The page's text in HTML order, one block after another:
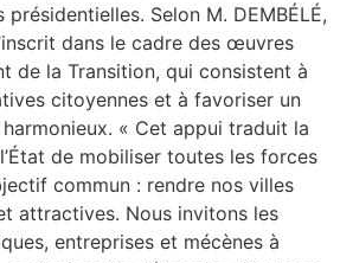
Selon M. DEMBÉLÉ,
dans le cadre des œuvres
de la Transition, qui consistent à
citoyennes et à favoriser un
« Cet appui traduit la
de mobiliser toutes les forces
commun : rendre nos villes
attractives. Nous invitons les
entreprises et mécènes à